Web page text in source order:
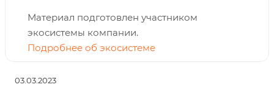
Материал подготовлен участником
экосистемы компании.
Подробнее об экосистеме
03.03.2023